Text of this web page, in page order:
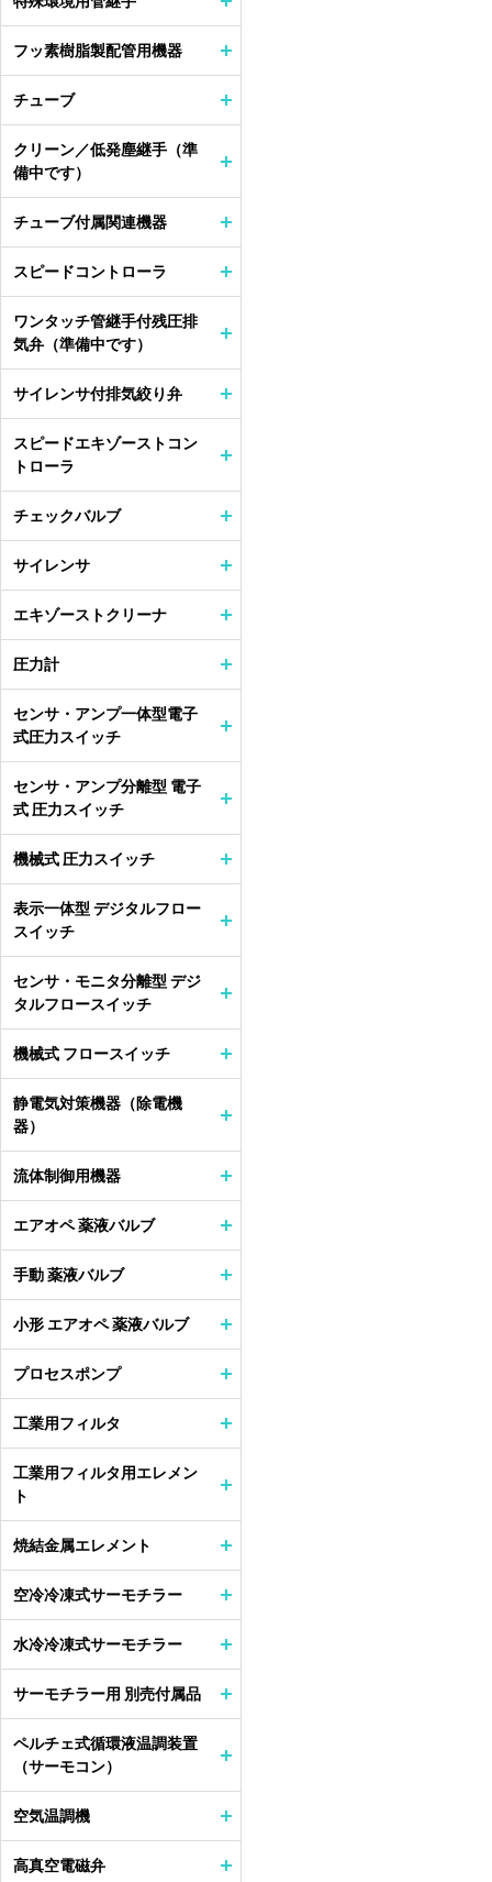
フッ素樹脂製配管用機器
チューブ
クリーン／低発塵継手（準
備中です）
チューブ付属関連機器
スピードコントローラ
ワンタッチ管継手付残圧排
気弁（準備中です）
サイレンサ付排気絞り弁
スピードエキゾーストコン
トローラ
チェックバルブ
サイレンサ
エキゾーストクリーナ
圧力計
センサ・アンプ一体型電子
式圧力スイッチ
センサ・アンプ分離型 電子
式 圧力スイッチ
機械式 圧力スイッチ
表示一体型 デジタルフロー
スイッチ
センサ・モニタ分離型 デジ
タルフロースイッチ
機械式 フロースイッチ
静電気対策機器（除電機
器）
流体制御用機器
エアオペ 薬液バルブ
手動 薬液バルブ
小形 エアオペ 薬液バルブ
プロセスポンプ
工業用フィルタ
工業用フィルタ用エレメン
ト
焼結金属エレメント
空冷冷凍式サーモチラー
水冷冷凍式サーモチラー
サーモチラー用 別売付属品
ペルチェ式循環液温調装置
（サーモコン）
空気温調機
高真空電磁弁